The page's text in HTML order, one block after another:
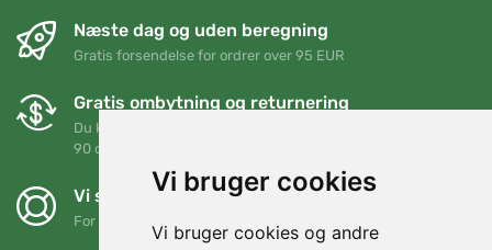
Vi bruger cookies
Vi bruger cookies og andre
Næste dag og uden beregning
Gratis forsendelse for ordrer over 95 EUR
Gratis ombytning og returnering
Du kan returnere eller bytte din ordre når som helst inden for
90 dage
Vi støtter Trees.org
For hver ordre planter vi et træ! Læs mere